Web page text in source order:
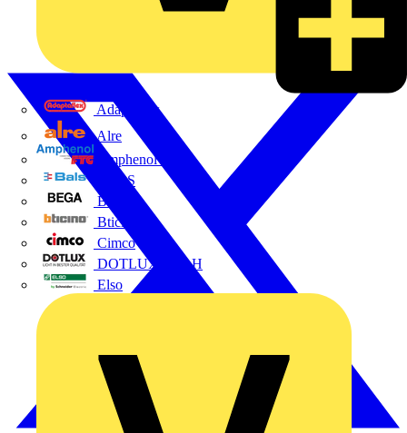
Adaptaflex
Alre
Amphenol FTG
BALS
Bega
Bticino
Cimco
DOTLUX GmbH
Elso